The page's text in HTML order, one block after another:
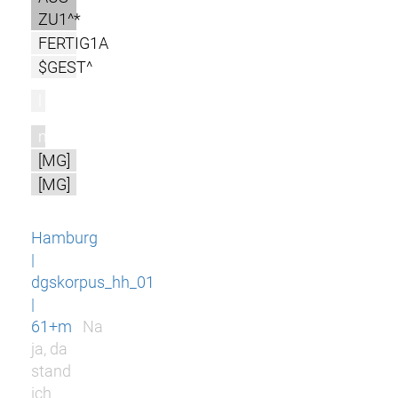
ZU1^*
FERTIG1A
$GEST^
m
[MG]
[MG]
Hamburg
|
dgskorpus_hh_01
|
61+m
Na
ja, da
stand
ich